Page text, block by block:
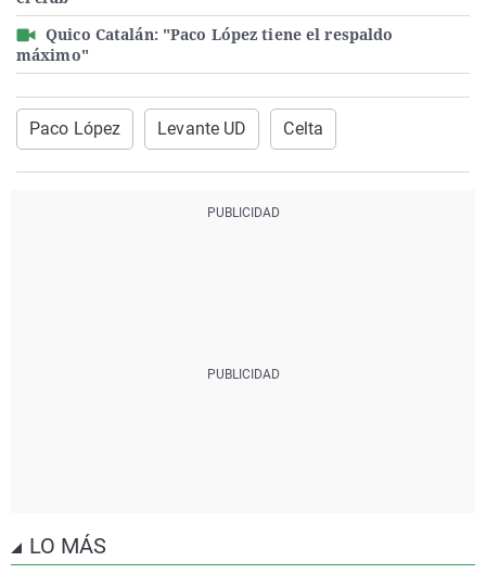
Quico Catalán: "Paco López tiene el respaldo
máximo"
Paco López Levante UD Celta
LO MÁS